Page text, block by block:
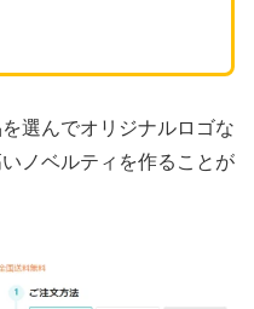
選んでオリジナルロゴな
ノベルティを作ることが